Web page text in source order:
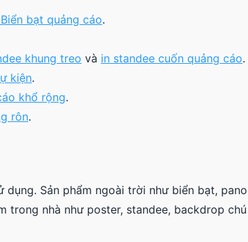
bạt quảng cáo.
khung treo và in standee cuốn quảng cáo.
kiện.
khổ rộng.
rôn.
Sản phẩm ngoài trời như biển bạt,
trong nhà như poster, standee, backdrop